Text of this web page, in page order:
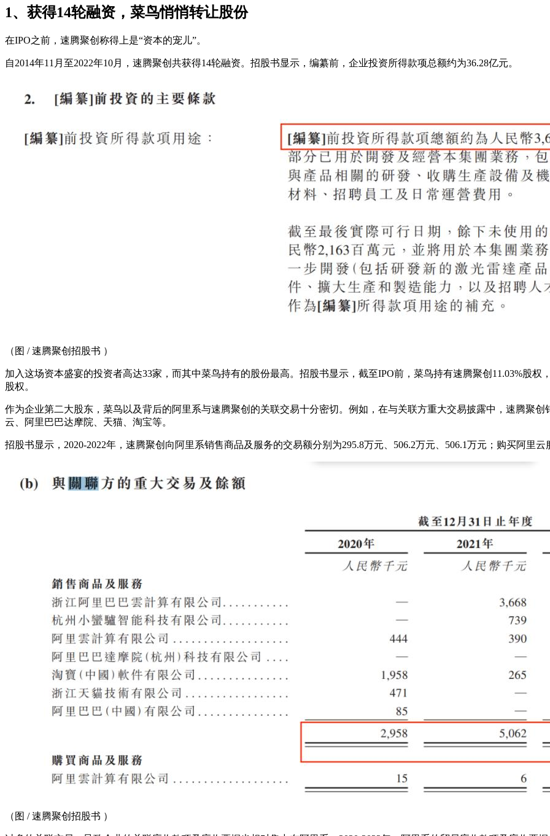
1、获得14轮融资，菜鸟悄悄转让股份
在IPO之前，速腾聚创称得上是“资本的宠儿”。
自2014年11月至2022年10月，速腾聚创共获得14轮融资。招股书显示，编纂前，企业投资所得款项总额约为36.28亿元。
（图 / 速腾聚创招股书 ）
加入这场资本盛宴的投资者高达33家，而其中菜鸟持有的股份最高。招股书显示，截至IPO前，菜鸟持有速腾聚创11.03%股
股权。
作为企业第二大股东，菜鸟以及背后的阿里系与速腾聚创的关联交易十分密切。例如，在与关联方重大交易披露中，速腾聚
云、阿里巴巴达摩院、天猫、淘宝等。
招股书显示，2020-2022年，速腾聚创向阿里系销售商品及服务的交易额分别为295.8万元、506.2万元、506.1万元；购买阿里
（图 / 速腾聚创招股书 ）